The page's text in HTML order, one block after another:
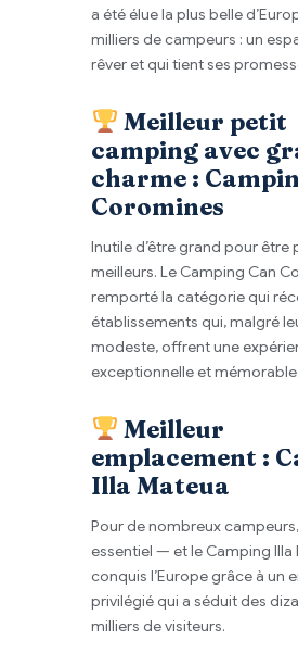
a été élue la plus belle
milliers de campeurs : un
rêver et qui tient ses
Meilleur petit
camping avec
charme :
Coromines
Inutile d’être grand pour être
meilleurs. Le Camping Can
remporté la catégorie qui
établissements qui, malgré
modeste, offrent une
exceptionnelle et mémorable.
Meilleur
emplacement :
Illa Mateua
Pour de nombreux
essentiel — et le Camping Illa
conquis l’Europe grâce à un
privilégié qui a séduit des
milliers de visiteurs.